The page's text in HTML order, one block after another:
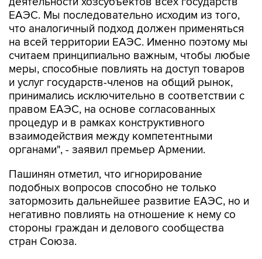
ЕАЭС. Мы последовательно исходим из того,
что аналогичный подход должен применяться
на всей территории ЕАЭС. Именно поэтому мы
считаем принципиально важным, чтобы любые
меры, способные повлиять на доступ товаров
и услуг государств-членов на общий рынок,
принимались исключительно в соответствии с
правом ЕАЭС, на основе согласованных
процедур и в рамках конструктивного
взаимодействия между компетентными
органами", - заявил премьер Армении.
Пашинян отметил, что игнорирование
подобных вопросов способно не только
затормозить дальнейшее развитие ЕАЭС, но и
негативно повлиять на отношение к нему со
стороны граждан и делового сообщества
стран Союза.